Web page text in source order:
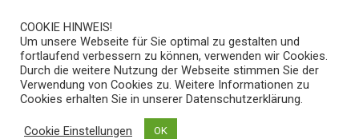
Zum
Inhalt
springen
COOKIE HINWEIS!
Um unsere Webseite für Sie optimal zu gestalten und
fortlaufend verbessern zu können, verwenden wir Cookies.
Durch die weitere Nutzung der Webseite stimmen Sie der
Verwendung von Cookies zu. Weitere Informationen zu
Cookies erhalten Sie in unserer Datenschutzerklärung.
Cookie Einstellungen OK